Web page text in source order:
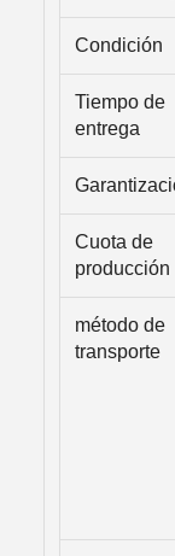
Condición
Tiempo de
entrega
Cuota de
producción
método de
transporte